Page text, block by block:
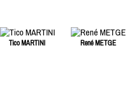
Tico MARTINI René METGE